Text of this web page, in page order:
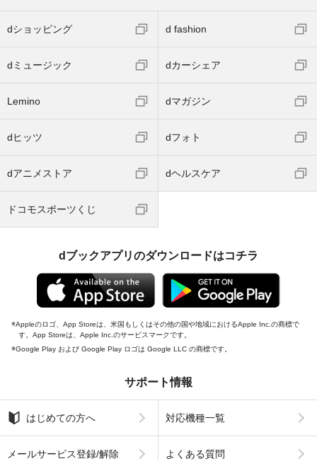
dショッピング d fashion
dミュージック dカーシェア
Lemino dマガジン
dヒッツ dフォト
dアニメストア dヘルスケア
ドコモスポーツくじ
dブックアプリのダウンロードはコチラ
Appleのロゴ、App Storeは、米国もしくはその他の国や地域におけるApple Inc.の商標で
す。App Storeは、Apple Inc.のサービスマークです。
Google Play および Google Play ロゴは Google LLC の商標です。
サポート情報
はじめての方へ 対応機種一覧
メールサービス登録/解除 よくある質問